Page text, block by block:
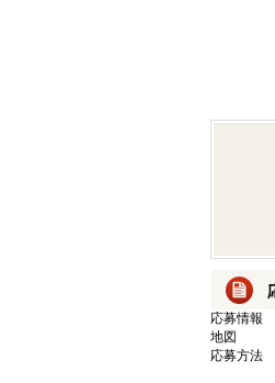
応募情報
地図
応募方法